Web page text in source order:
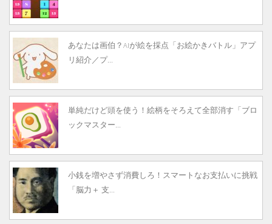
あなたは画伯？AIが絵を採点「お絵かきバトル」アプ
リ紹介／プ...
単純だけど頭を使う！絵柄をそろえて全部消す「ブロ
ックマスター...
小銭を増やさず消費しろ！スマートなお支払いに挑戦
「脳力＋ 支...